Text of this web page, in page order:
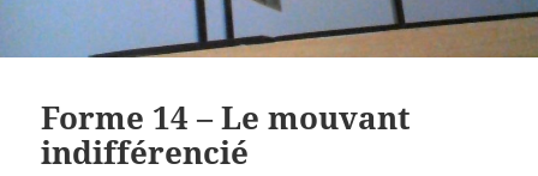
Forme 14 – Le mouvant
indifférencié